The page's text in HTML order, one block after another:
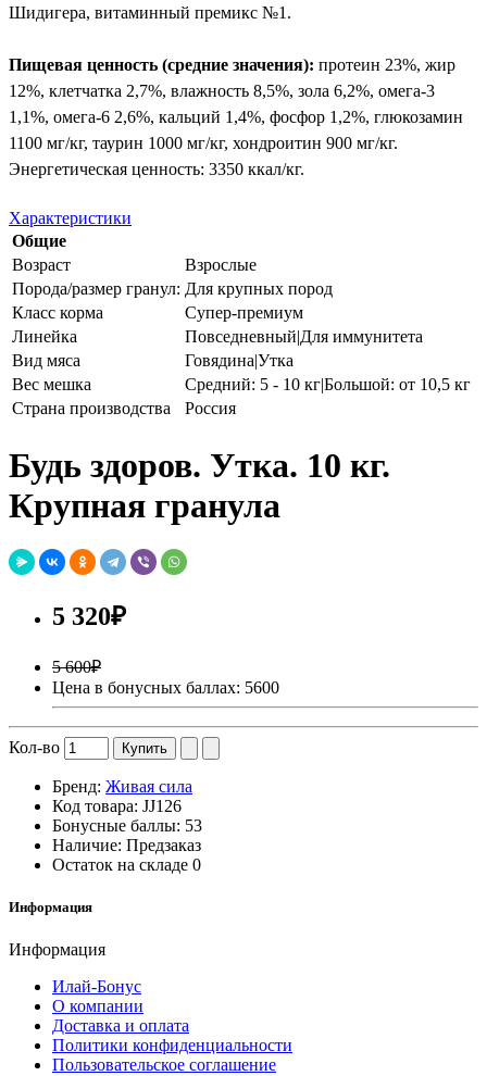
Шидигера, витаминный премикс №1.
Пищевая ценность (средние значения): протеин 23%, жир
12%, клетчатка 2,7%, влажность 8,5%, зола 6,2%, омега-3
1,1%, омега-6 2,6%, кальций 1,4%, фосфор 1,2%, глюкозамин
1100 мг/кг, таурин 1000 мг/кг, хондроитин 900 мг/кг.
Энергетическая ценность: 3350 ккал/кг.
Характеристики
Общие
Возраст
Взрослые
Порода/размер гранул: Для крупных пород
Класс корма
Супер-премиум
Линейка
Повседневный|Для иммунитета
Вид мяса
Говядина|Утка
Вес мешка
Средний: 5 - 10 кг|Большой: от 10,5 кг
Страна производства
Россия
Будь здоров. Утка. 10 кг.
Крупная гранула
5 320₽
5 600₽
Цена в бонусных баллах: 5600
Кол-во Купить
Бренд: Живая сила
Код товара: JJ126
Бонусные баллы: 53
Наличие: Предзаказ
Остаток на складе 0
Информация
Информация
Илай-Бонус
О компании
Доставка и оплата
Политики конфиденциальности
Пользовательское соглашение